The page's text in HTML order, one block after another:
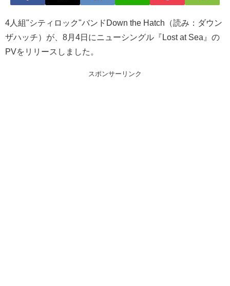
4人組"シティロック"バンドDown the Hatch（読み：ダウン
ザハッチ）が、8月4日にニューシングル『Lost at Sea』の
PVをリリースしました。
スポンサーリンク